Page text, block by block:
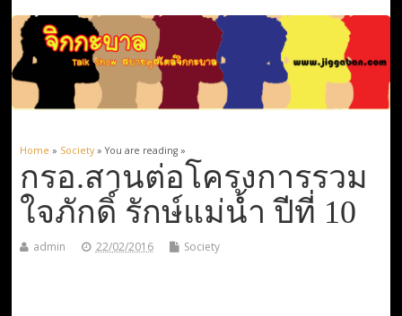
Home » Society» You are reading »
กรอ.สานต่อโครงการรวม
ใจภักดิ์ รักษ์แม่น้ำ ปีที่ 10
admin 22/02/2016 Society